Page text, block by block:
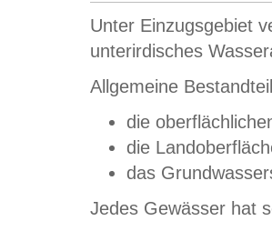
Unter Einzugsgebiet
unterirdisches
Allgemeine
die
die
das
Jedes Gewässer hat